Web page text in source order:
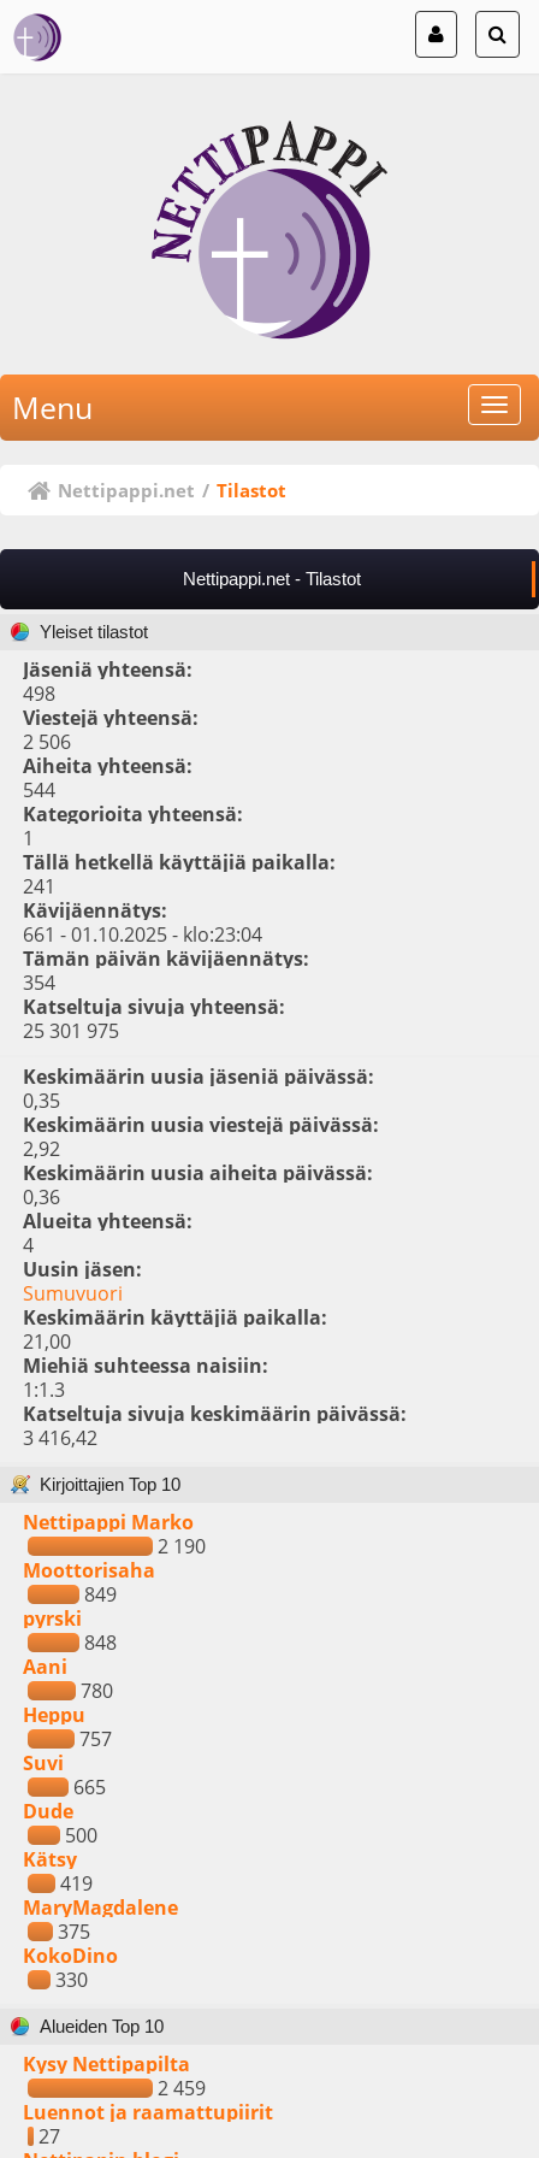
Menu
Nettipappi.net / Tilastot
Nettipappi.net - Tilastot
Yleiset tilastot
Jäseniä yhteensä:
498
Viestejä yhteensä:
2 506
Aiheita yhteensä:
544
Kategorioita yhteensä:
1
Tällä hetkellä käyttäjiä paikalla:
241
Kävijäennätys:
661 - 01.10.2025 - klo:23:04
Tämän päivän kävijäennätys:
354
Katseltuja sivuja yhteensä:
25 301 975
Keskimäärin uusia jäseniä päivässä:
0,35
Keskimäärin uusia viestejä päivässä:
2,92
Keskimäärin uusia aiheita päivässä:
0,36
Alueita yhteensä:
4
Uusin jäsen:
Sumuvuori
Keskimäärin käyttäjiä paikalla:
21,00
Miehiä suhteessa naisiin:
1:1.3
Katseltuja sivuja keskimäärin päivässä:
3 416,42
Kirjoittajien Top 10
Nettipappi Marko
2 190
Moottorisaha
849
pyrski
848
Aani
780
Heppu
757
Suvi
665
Dude
500
Kätsy
419
MaryMagdalene
375
KokoDino
330
Alueiden Top 10
Kysy Nettipapilta
2 459
Luennot ja raamattupiirit
27